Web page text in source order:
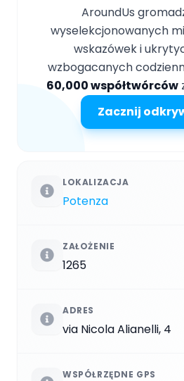
AroundUs
wyselekcjonowanych
wskazówek i
wzbogacanych
60,000 współtwórców
Zacznij
LOKALIZACJA
Potenza
ZAŁOŻENIE
1265
ADRES
via Nicola Alianelli, 4
WSPÓŁRZĘDNE GPS